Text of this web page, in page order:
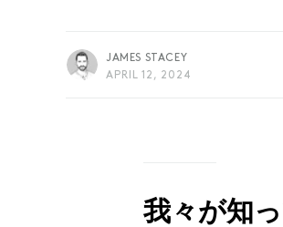
JAMES STACEY
APRIL 12, 2024
我々が知